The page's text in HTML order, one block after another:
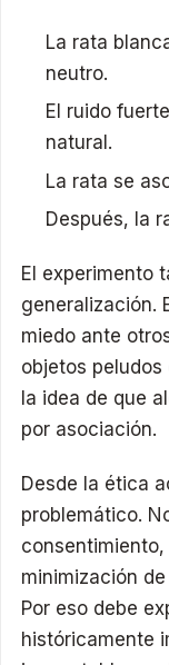
La rata
neutro.
El ruido
natural.
La rata se
Después, la
El experimento
generalización.
miedo ante
objetos peludos
la idea de que
por asociación.
Desde la ética
problemático.
minimización
Por eso debe
históricamente